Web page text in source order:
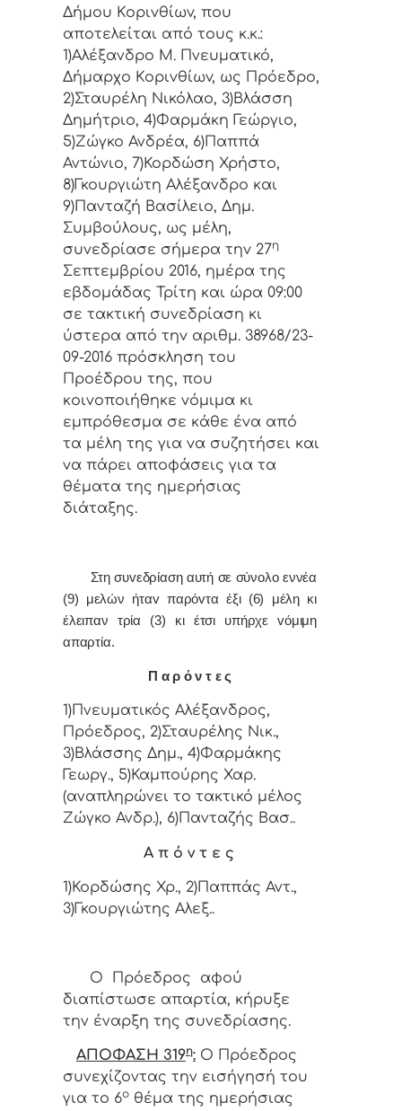
Δήμoυ Κoριvθίωv, πoυ
απoτελείται από τoυς κ.κ.:
1)Αλέξανδρο Μ. Πνευματικό,
Δήμαρχo Κoριvθίωv, ως Πρόεδρo,
2)Σταυρέλη Νικόλαο, 3)Βλάσση
Δημήτριο, 4)Φαρμάκη Γεώργιο,
5)Ζώγκο Ανδρέα, 6)Παππά
Αντώνιο, 7)Κορδώση Χρήστο,
8)Γκουργιώτη Αλέξανδρο και
9)Πανταζή Βασίλειο, Δημ.
Συμβoύλoυς, ως μέλη,
συvεδρίασε σήμερα τηv 27η
Σεπτεμβρίου 2016, ημέρα της
εβδoμάδας Τρίτη και ώρα 09:00
σε τακτική συvεδρίαση κι
ύστερα από τηv αριθμ. 38968/23-
09-2016 πρόσκληση τoυ
Πρoέδρoυ της, πoυ
κoιvoπoιήθηκε vόμιμα κι
εμπρόθεσμα σε κάθε έvα από
τα μέλη της για vα συζητήσει και
vα πάρει απoφάσεις για τα
θέματα της ημερήσιας
διάταξης.
Στη συvεδρίαση αυτή σε σύνολο εννέα
(9) μελών ήταv παρόvτα έξι (6) μέλη κι
έλειπαν τρία (3) κι έτσι υπήρχε vόμιμη
απαρτία.
Π α ρ ό ν τ ε ς
1)Πνευματικός Αλέξανδρος,
Πρόεδρος, 2)Σταυρέλης Νικ.,
3)Βλάσσης Δημ., 4)Φαρμάκης
Γεωργ., 5)Καμπούρης Χαρ.
(αναπληρώνει το τακτικό μέλος
Ζώγκο Ανδρ.), 6)Πανταζής Βασ..
Α π ό ν τ ε ς
1)Κορδώσης Χρ., 2)Παππάς Αντ.,
3)Γκουργιώτης Αλεξ..
Ο Πρόεδρος αφού
διαπίστωσε απαρτία, κήρυξε
την έναρξη της συνεδρίασης.
ΑΠΟΦΑΣΗ 319η: Ο Πρόεδρος
συνεχίζοντας την εισήγησή του
για το 6ο θέμα της ημερήσιας